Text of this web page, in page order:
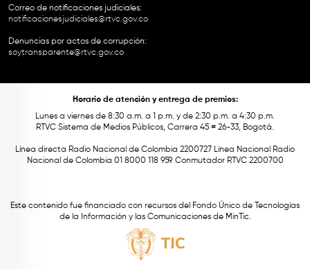
Correo de notificaciones judiciales:
notificacionesjudiciales@rtvc.gov.co
Denuncias por actos de corrupción:
soytransparente@rtvc.gov.co
Horario de atención y entrega de premios:
Lunes a viernes de 8:30 a.m. a 1 p.m. y de 2:30 p.m. a 4:30 p.m.
RTVC Sistema de Medios Públicos, Carrera 45 # 26-33, Bogotá.
Línea directa Radio Nacional de Colombia 2200727 Línea Nacional Radio
Nacional de Colombia 01 8000 118 959. Conmutador RTVC 2200700
Este contenido fue financiado con recursos del Fondo Único de Tecnologías
de la Información y las Comunicaciones de MinTic.